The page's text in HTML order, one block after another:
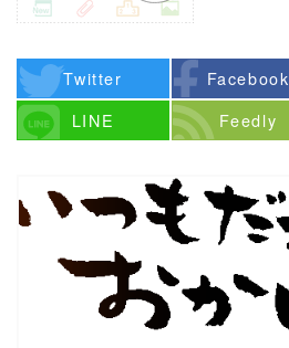
Twitter Facebook
LINE
Feedly